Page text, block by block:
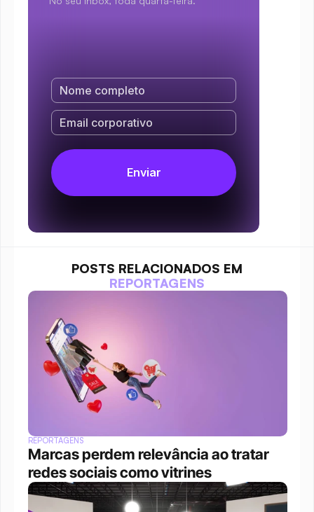
POSTS RELACIONADOS EM
REPORTAGENS
REPORTAGENS
Marcas perdem relevância ao tratar
redes sociais como vitrines